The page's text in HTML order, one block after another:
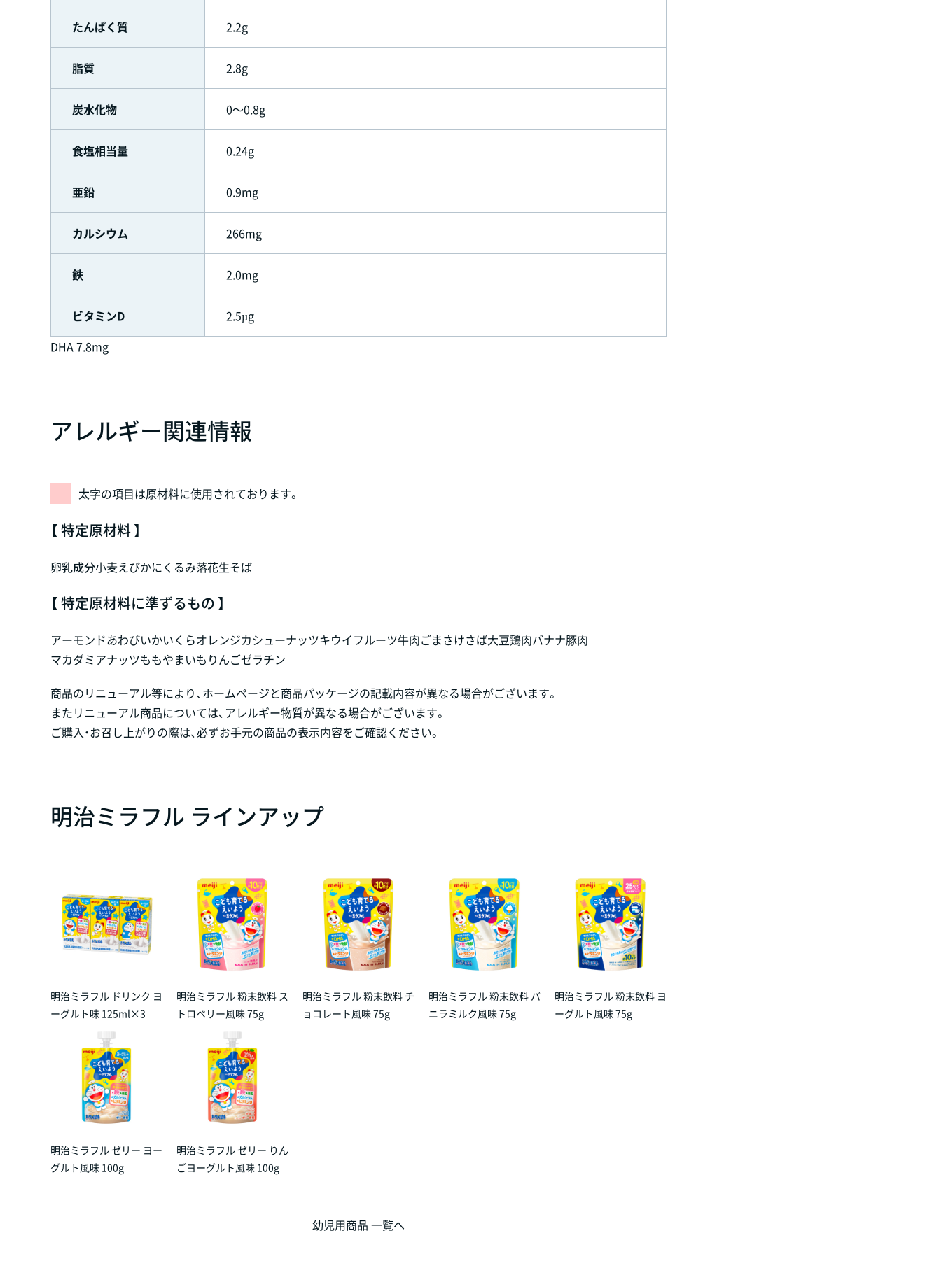
たんぱく質 2.2g
脂質 2.8g
炭水化物 0～0.8g
食塩相当量 0.24g
亜鉛 0.9mg
カルシウム 266mg
鉄 2.0mg
ビタミンD
2.5µg
DHA 7.8mg
アレルギー関連情報
太字の項目は原材料に使用されております。
【 特定原材料 】
卵乳成分小麦えびかにくるみ落花生そば
【 特定原材料に準ずるもの 】
アーモンドあわびいかいくらオレンジカシューナッツキウイフルーツ牛肉ごまさけさば大豆鶏肉バナナ豚肉
マカダミアナッツももやまいも りんごゼラチン
商品のリニューアル等により、ホームページと商品パッケージの記載内容が異なる場合がございます。
またリニューアル商品については、アレルギー物質が異なる場合がございます。
ご購入・お召し上がりの際は、必ずお手元の商品の表示内容をご確認ください。
明治ミラフル ラインアップ
明治ミラフル ドリンク ヨ
ーグルト味 125ml×3
明治ミラフル 粉末飲料 ス
トロベリー風味 75g
明治ミラフル 粉末飲料 チ
ョコレート風味 75g
明治ミラフル 粉末飲料 バ
ニラミルク風味 75g
明治ミラフル 粉末飲料 ヨ
ーグルト風味 75g
明治ミラフル ゼリー ヨー
グルト風味 100g
明治ミラフル ゼリー りん
ごヨーグルト風味 100g
幼児用商品 一覧へ